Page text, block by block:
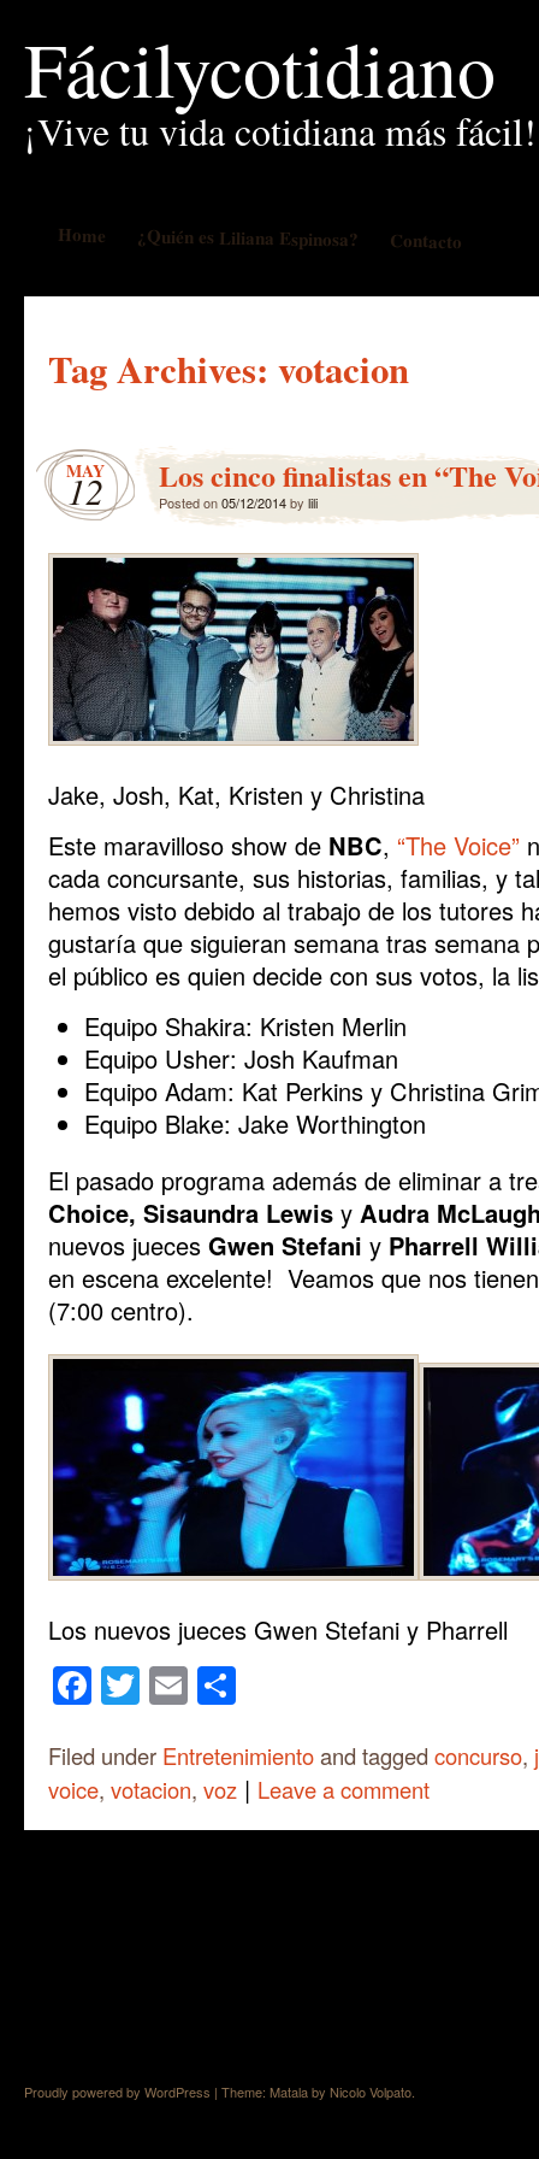
Fácilycotidiano
¡Vive tu vida cotidiana más fácil!
Home ¿Quién es Liliana Espinosa? Contacto
Tag Archives: votacion
MAY
12 Los cinco finalistas en “The
Posted on05/12/2014by lili
Jake, Josh, Kat, Kristen y Christina
Este maravilloso show de NBC, “The Voice”
cada concursante, sus historias, familias, y
hemos visto debido al trabajo de los tutores
gustaría que siguieran semana tras semana
el público es quien decide con sus votos, la
Equipo Shakira: Kristen Merlin
Equipo Usher: Josh Kaufman
Equipo Adam: Kat Perkins y Christina
Equipo Blake: Jake Worthington
El pasado programa además de eliminar a
Choice, Sisaundra Lewis y Audra
nuevos jueces Gwen Stefani y Pharrell
en escena excelente! Veamos que nos
(7:00 centro).
Los nuevos jueces Gwen Stefani y Pharrell
Facebook
Twitter
Email
Filed under Entretenimientoand tagged concurso,
voice, votacion, voz | Leave a comment
Proudly powered by WordPress | Theme: Matala by Nicolo Volpato.